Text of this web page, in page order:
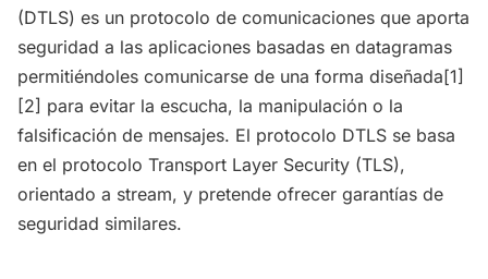
(DTLS) es un protocolo de comunicaciones que aporta
seguridad a las aplicaciones basadas en datagramas
permitiéndoles comunicarse de una forma diseñada[1]
[2] para evitar la escucha, la manipulación o la
falsificación de mensajes. El protocolo DTLS se basa
en el protocolo Transport Layer Security (TLS),
orientado a stream, y pretende ofrecer garantías de
seguridad similares.